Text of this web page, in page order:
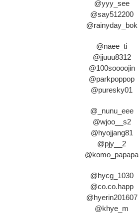
@yyy_see
@say512200
@rainyday_bok
@naee_ti
@jjuuu8312
@100soooojin
@parkpoppop
@puresky01
@_nunu_eee
@wjoo__s2
@hyojjang81
@pjy__2
@komo_papapa
@hycg_1030
@co.co.happ
@hyerin201607
@khye_m